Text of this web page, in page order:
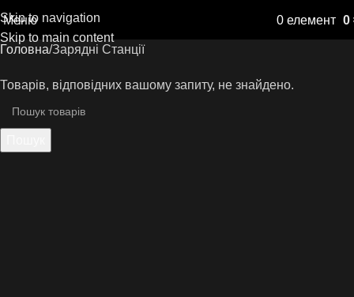
Skip to navigation
Skip to main content
Меню 0 елемент 0
Головна Зарядні Станції
Товарів, відповідних вашому запиту, не знайдено.